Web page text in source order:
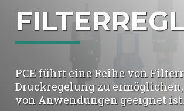
PCE führt eine Reihe von
Druckregelung zu
von Anwendungen geeignet ist.